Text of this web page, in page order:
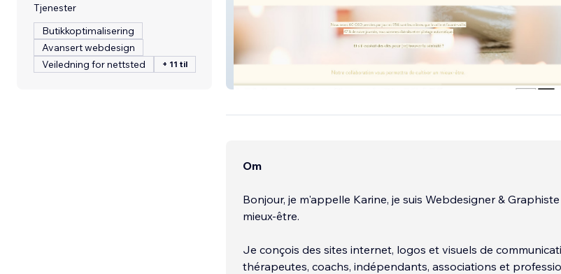
Tjenester
Butikkoptimalisering
Avansert webdesign
Veiledning for nettsted
+ 11 til
Om
Bonjour, je m'appelle Karine, je suis Webdesigner &
mieux-être.
Je conçois des sites internet, logos et visuels de
thérapeutes, coachs, indépendants, associations et